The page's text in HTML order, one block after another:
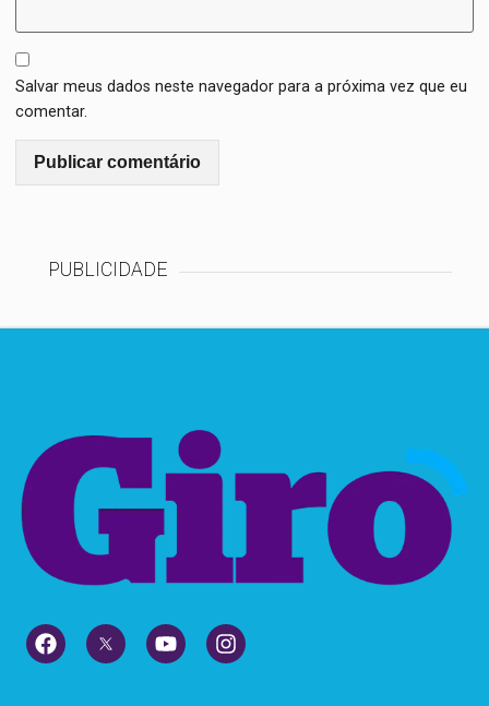
Salvar meus dados neste navegador para a próxima vez que eu
comentar.
PUBLICIDADE